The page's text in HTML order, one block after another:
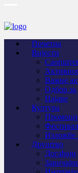
Почетна
Вијести
Важне
Одбор за
Најаве
Култура
Друштво
Догађаји